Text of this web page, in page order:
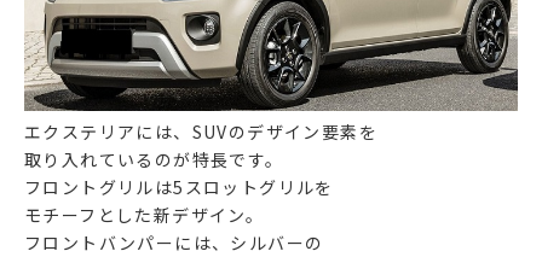
エクステリアには、SUVのデザイン要素を
取り入れているのが特長です。
フロントグリルは5スロットグリルを
モチーフとした新デザイン。
フロントバンパーには、シルバーの